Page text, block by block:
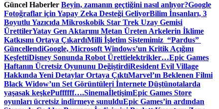
Güncel Haberler Beyin, zamanın geçtiğini nasıl anlıyor?Google
Fotoğraflar için Yapay Zeka Desteği GeliyorBilim İnsanları, 3
Boyutlu Yazıcıda Mikroskobik Star Trek Uzay Gemisi
ÜrettilerYatay Gen Aktarımı Metan Üreten Arkelerin İklime
Katkısını Ortaya ÇıkardıMilli İşletim Sistemimiz “Pardus”
GüncellendiGoogle, Microsoft Windows’un Kritik Açığını
KeşfettiDisney Sonunda Robot Ürettielektrikler…Epic Games
Haftanın Ücretsiz Oyununu DeğiştirdiResident Evil Village
Hakkında Yeni Detaylar Ortaya ÇıktıMarvel’ın Beklenen Filmi
Black Widow’un Set Görüntüleri İnternete Düştünotalarda
yaşasak keşkePuffffff….SinemaİletişimEpic Games Store
oyunları ücretsiz indirmeye sunulduEpic Games’in ardından